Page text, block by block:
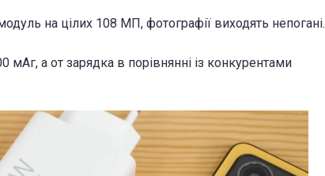
на цілих 108 МП, фотографії виходять непогані.
а от зарядка в порівнянні із конкурентами